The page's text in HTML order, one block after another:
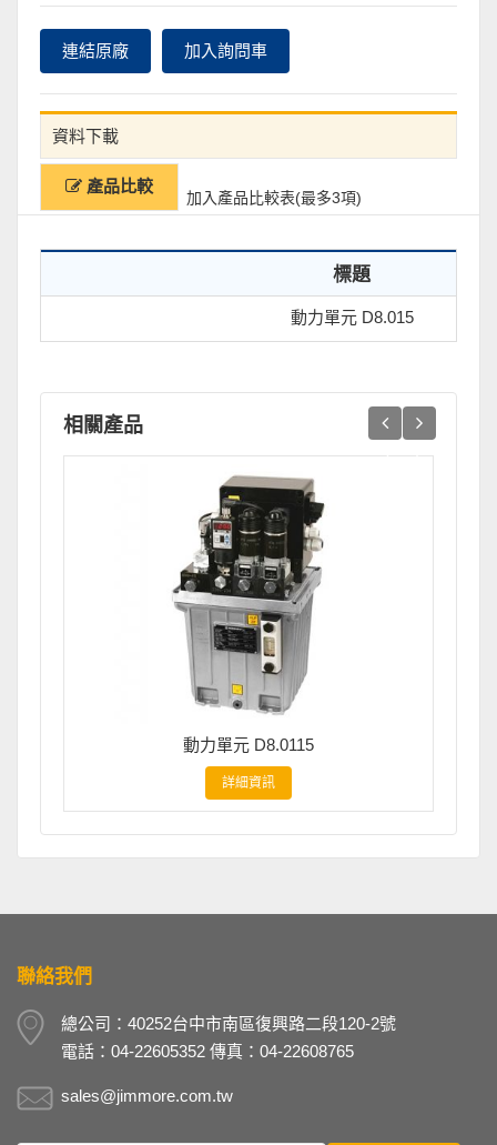
連結原廠 加入詢問車
資料下載
產品比較
加入產品比較表(最多3項)
標題
動力單元 D8.015
相關產品
動力單元 D8.0115
詳細資訊
聯絡我們
總公司：40252台中市南區復興路二段120-2號
電話：04-22605352 傳真：04-22608765
sales@jimmore.com.tw